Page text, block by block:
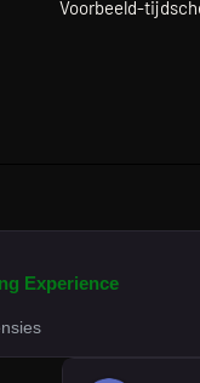
Voorbeeld-
Experience